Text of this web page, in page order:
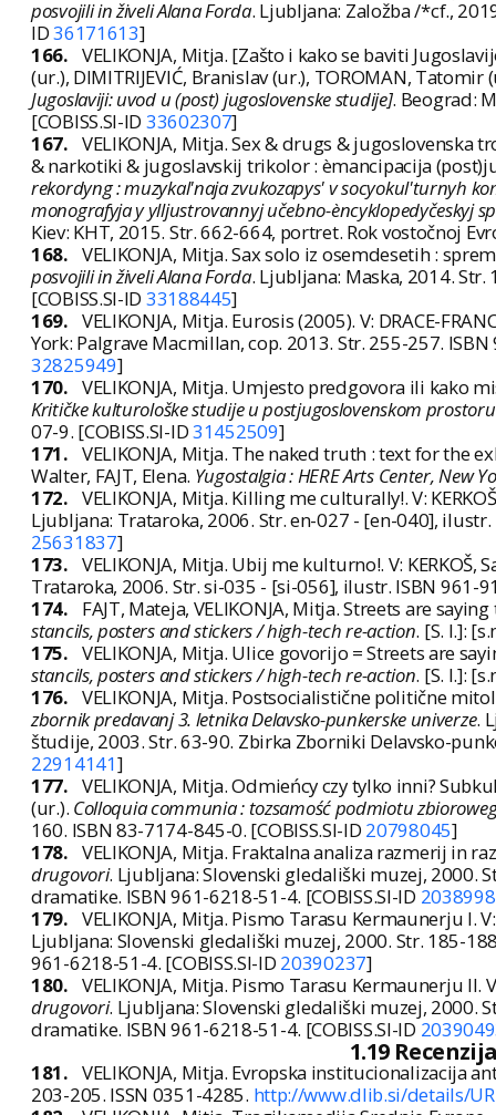
posvojili in živeli Alana Forda. Ljubljana: Založba /*cf.,
ID36171613]
166. VELIKONJA, Mitja. [Zašto i kako se baviti
(ur.), DIMITRIJEVIĆ, Branislav (ur.), TOROMAN, Tatomir
Jugoslaviji: uvod u (post) jugoslovenske studije]. Beograd:
[COBISS.SI-ID 33602307]
167. VELIKONJA, Mitja. Sex & drugs & jugoslovenska
& narkotiki & jugoslavskij trikolor : èmancipacija
rekordyng : muzykal'naja zvukozapys' v socyokul'turnyh
monografyja y ylljustrovannyj učebno-èncyklopedyčeskyj
Kiev: KHT, 2015. Str. 662-664, portret. Rok vostočnoj
168. VELIKONJA, Mitja. Sax solo iz osemdesetih :
posvojili in živeli Alana Forda. Ljubljana: Maska, 2014.
[COBISS.SI-ID 33188445]
169. VELIKONJA, Mitja. Eurosis (2005). V: DRACE-
York: Palgrave Macmillan, cop. 2013. Str. 255-257.
32825949]
170. VELIKONJA, Mitja. Umjesto predgovora ili kako
Kritičke kulturološke studije u postjugoslovenskom prostoru
07-9. [COBISS.SI-ID31452509]
171. VELIKONJA, Mitja. The naked truth : text for the
Walter, FAJT, Elena. Yugostalgia : HERE Arts Center, New
172. VELIKONJA, Mitja. Killing me culturally!. V:
Ljubljana: Trataroka, 2006. Str. en-027 - [en-040],
25631837]
173. VELIKONJA, Mitja. Ubij me kulturno!. V: KERKOŠ,
Trataroka, 2006. Str. si-035 - [si-056], ilustr. ISBN 961-
174.
FAJT, Mateja, VELIKONJA, Mitja. Streets are
stancils, posters and stickers / high-tech re-action. [S. l.]:
175. VELIKONJA, Mitja. Ulice govorijo = Streets are
stancils, posters and stickers / high-tech re-action. [S. l.]:
176. VELIKONJA, Mitja. Postsocialistične politične
zbornik predavanj 3. letnika Delavsko-punkerske univerze.
študije, 2003. Str. 63-90. Zbirka Zborniki Delavsko-
22914141]
177. VELIKONJA, Mitja. Odmieńcy czy tylko inni?
(ur.). Colloquia communia : tozsamość podmiotu
160. ISBN 83-7174-845-0. [COBISS.SI-ID 20798045]
178. VELIKONJA, Mitja. Fraktalna analiza razmerij in
drugovori. Ljubljana: Slovenski gledališki muzej, 2000.
dramatike. ISBN 961-6218-51-4. [COBISS.SI-ID
179. VELIKONJA, Mitja. Pismo Tarasu Kermaunerju I.
Ljubljana: Slovenski gledališki muzej, 2000. Str. 185-
961-6218-51-4. [COBISS.SI-ID 20390237]
180. VELIKONJA, Mitja. Pismo Tarasu Kermaunerju II.
drugovori. Ljubljana: Slovenski gledališki muzej, 2000.
dramatike. ISBN 961-6218-51-4. [COBISS.SI-ID
1.19
181. VELIKONJA, Mitja. Evropska institucionalizacija
203-205. ISSN 0351-4285. http://www.dlib.si/details/